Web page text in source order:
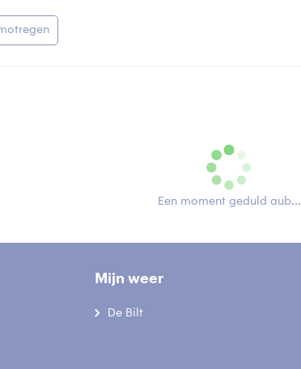
Een moment geduld aub...
Mijn weer
De Bilt